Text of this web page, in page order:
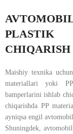
PLASTIK
CHIQARISH
Maishiy texnika
materiallari yoki
bamperlarini ishlab
chiqarishda PP
ayniqsa engil
Shuningdek,